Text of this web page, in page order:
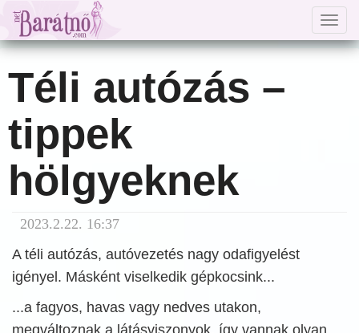
Téli autózás –
tippek
hölgyeknek
2023.2.22. 16:37
A téli autózás, autóvezetés nagy odafigyelést
igényel. Másként viselkedik gépkocsink...
...a fagyos, havas vagy nedves utakon,
megváltoznak a látásviszonyok, így vannak olyan